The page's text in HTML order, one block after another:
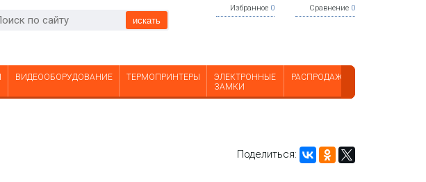
искать
Избранное 0 Сравнение 0
ВИДЕООБОРУДОВАНИЕ ТЕРМОПРИНТЕРЫ
ЭЛЕКТРОННЫЕ
ЗАМКИ
РАСПРОДАЖА
Поделиться: